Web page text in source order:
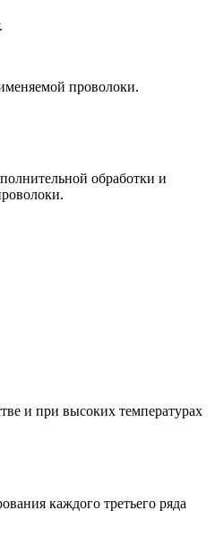
проволоки.
обработки и
и при высоких температурах
каждого третьего ряда